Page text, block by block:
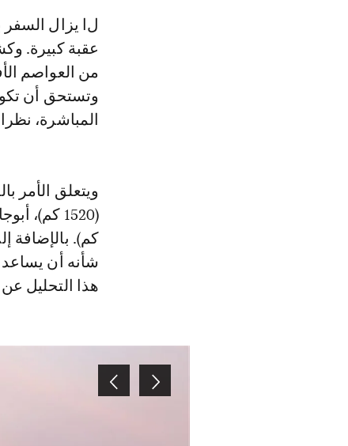
لا يزال السفر بالطائرة من عاصمة إفريقية إلى أخرى يمثل في كثير من الأحيان
عقبة كبيرة.
من العواصم
وتستحق أن
المباشرة،
كم). بالإضافة
شأنه أن
هذا التحليل